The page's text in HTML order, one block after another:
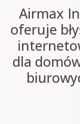
Airmax
oferuje
dla